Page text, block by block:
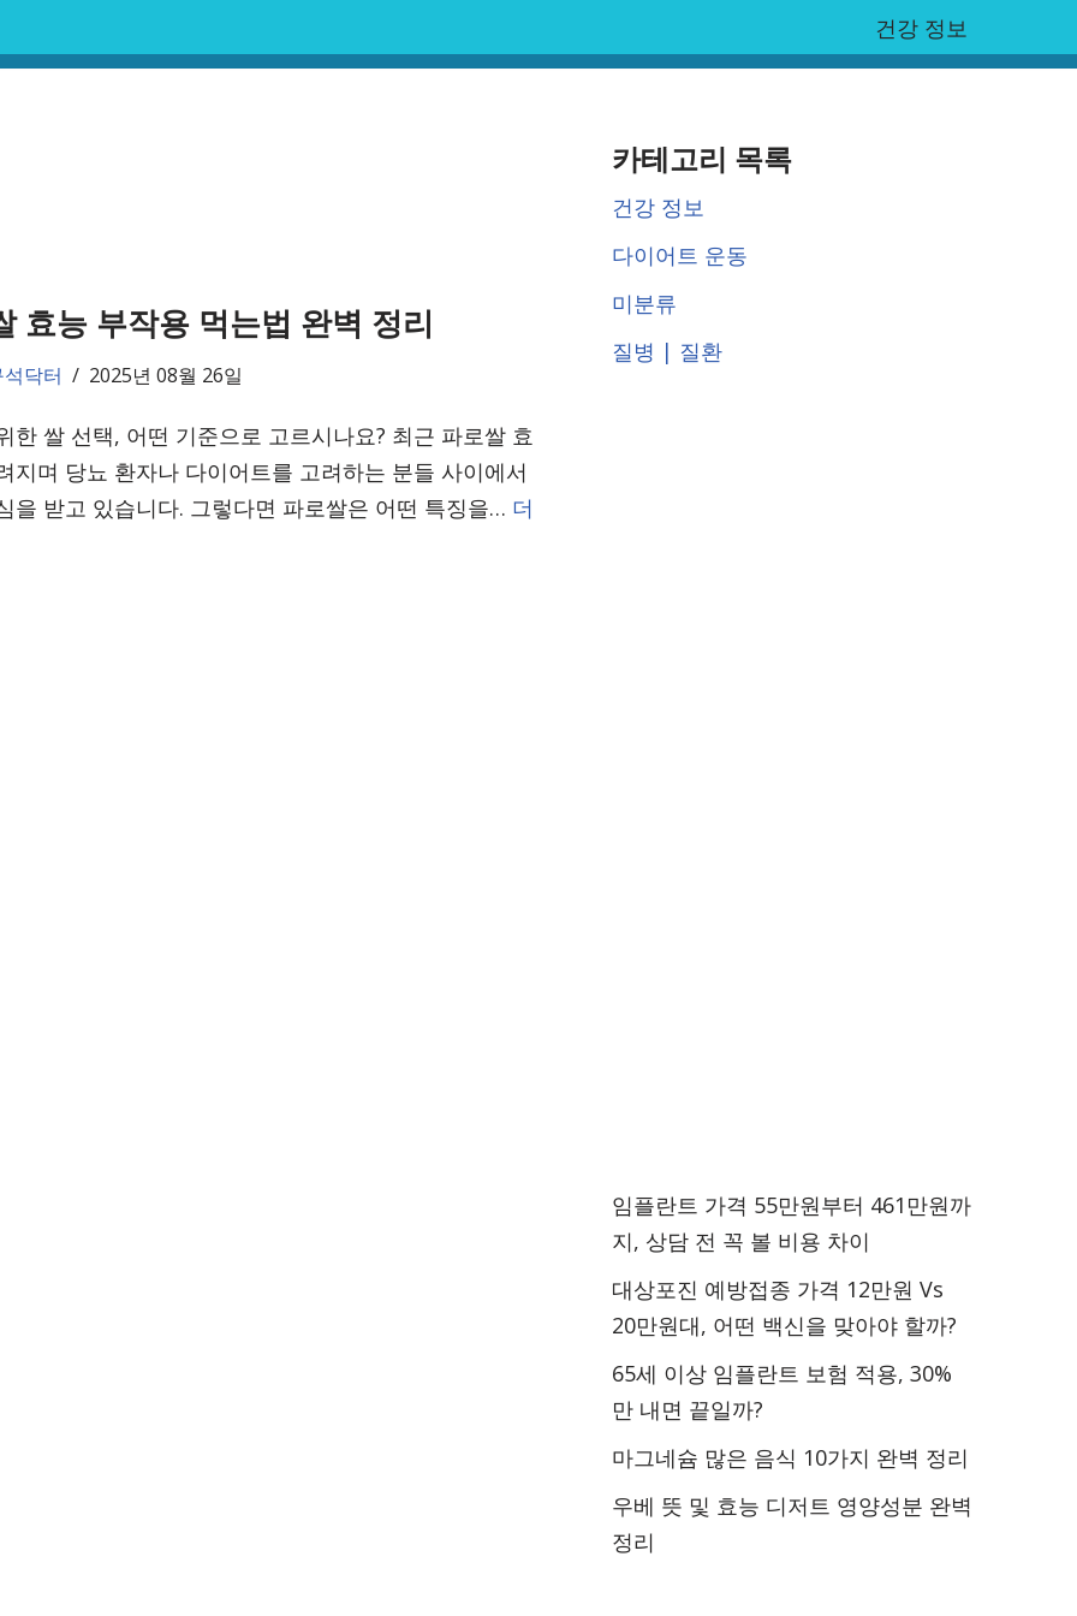
건강 정보
효능 부작용 먹는법 완벽 정리
닥터 2025년 08월 26일
한 쌀 선택, 어떤 기준으로 고르시나요? 최근 파로쌀 효
지며 당뇨 환자나 다이어트를 고려하는 분들 사이에서
을 받고 있습니다. 그렇다면 파로쌀은 어떤 특징을… 더
카테고리 목록
건강 정보
다이어트 운동
미분류
질병 | 질환
임플란트 가격 55만원부터 461만원까
지, 상담 전 꼭 볼 비용 차이
대상포진 예방접종 가격 12만원 Vs
20만원대, 어떤 백신을 맞아야 할까?
65세 이상 임플란트 보험 적용, 30%
만 내면 끝일까?
마그네슘 많은 음식 10가지 완벽 정리
우베 뜻 및 효능 디저트 영양성분 완벽
정리